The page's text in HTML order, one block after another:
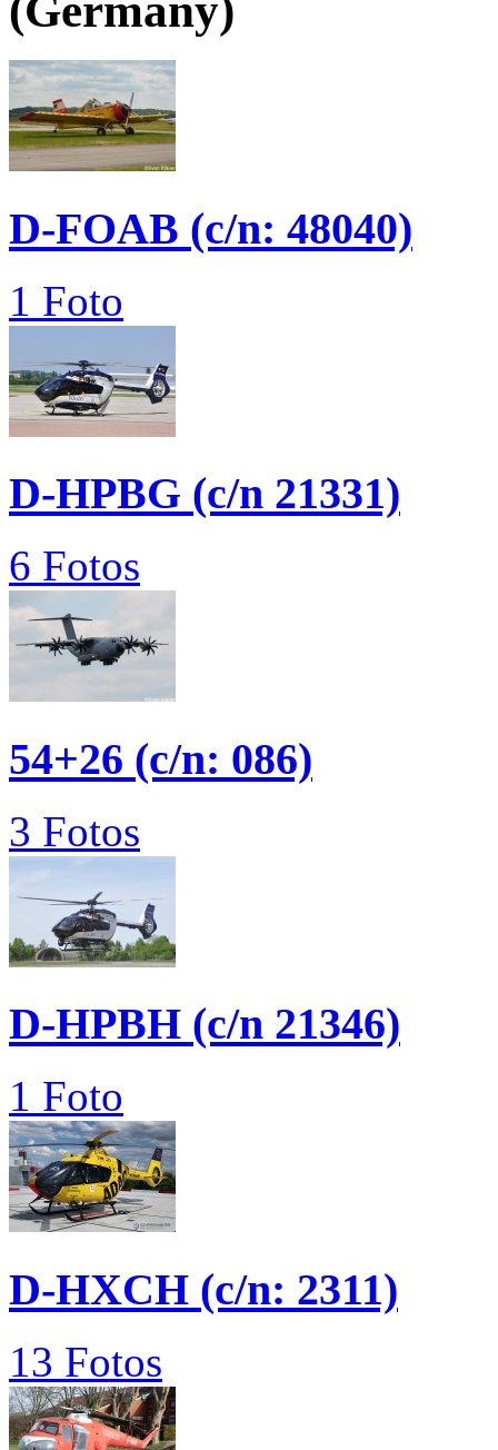
(Germany)
D-FOAB (c/n: 48040)
1 Foto
D-HPBG (c/n 21331)
6 Fotos
54+26 (c/n: 086)
3 Fotos
D-HPBH (c/n 21346)
1 Foto
D-HXCH (c/n: 2311)
13 Fotos